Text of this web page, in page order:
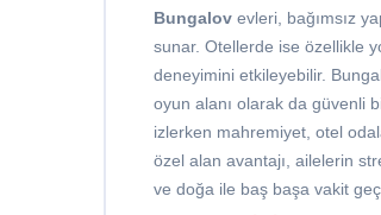
Bungalov evleri, bağımsız
sunar. Otellerde ise özellikle
deneyimini etkileyebilir.
oyun alanı olarak da güvenli
izlerken mahremiyet, otel
özel alan avantajı, ailelerin
ve doğa ile baş başa vakit